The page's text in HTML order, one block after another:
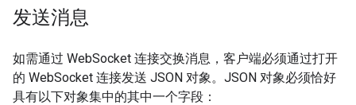
发送消息
如需通过 WebSocket 连接交换消息，客户端必须通过打开
的 WebSocket 连接发送 JSON 对象。JSON 对象必须恰好
具有以下对象集中的其中一个字段：